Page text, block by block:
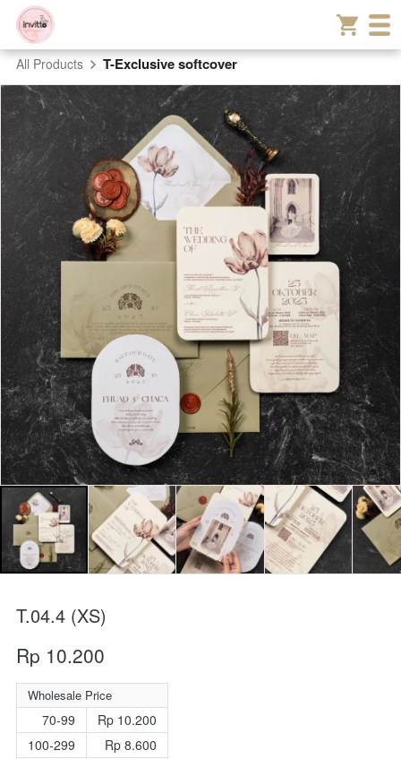
All Products T-Exclusive softcover
T.04.4 (XS)
Rp 10.200
Wholesale Price
70-99
100-299
Rp 10.200
Rp 8.600